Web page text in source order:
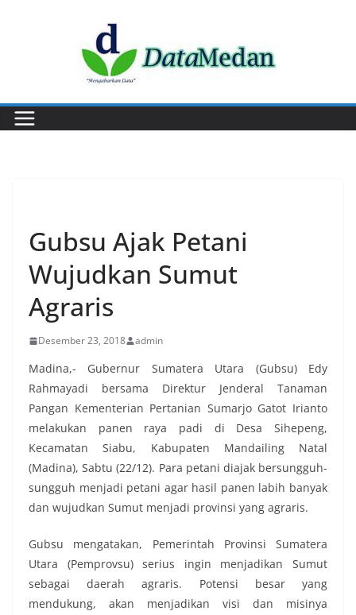
Gubsu Ajak Petani
Wujudkan Sumut
Agraris
Desember 23, 2018 admin
Madina,- Gubernur Sumatera Utara (Gubsu) Edy
Rahmayadi bersama Direktur Jenderal Tanaman
Pangan Kementerian Pertanian Sumarjo Gatot Irianto
melakukan panen raya padi di Desa Sihepeng,
Kecamatan Siabu, Kabupaten Mandailing Natal
(Madina), Sabtu (22/12). Para petani diajak bersungguh-
sungguh menjadi petani agar hasil panen labih banyak
dan wujudkan Sumut menjadi provinsi yang agraris.
Gubsu mengatakan, Pemerintah Provinsi Sumatera
Utara (Pemprovsu) serius ingin menjadikan Sumut
sebagai daerah agraris. Potensi besar yang
mendukung, akan menjadikan visi dan misinya